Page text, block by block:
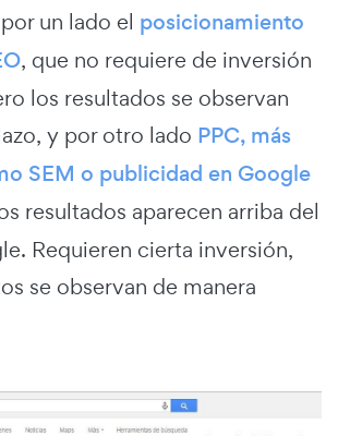
un lado el posicionamiento
, que no requiere de inversión
los resultados se observan
y por otro lado PPC, más
SEM o publicidad en Google
resultados aparecen arriba del
Requieren cierta inversión,
se observan de manera